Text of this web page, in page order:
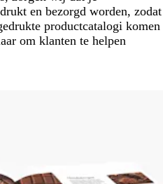
en bezorgd worden, zodat
productcatalogi komen
om klanten te helpen